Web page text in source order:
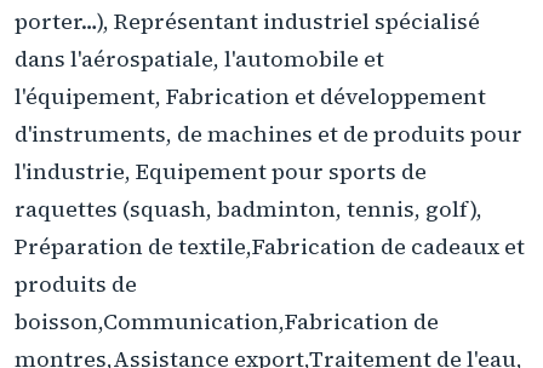
porter…), Représentant industriel spécialisé
dans l'aérospatiale, l'automobile et
l'équipement, Fabrication et développement
d'instruments, de machines et de produits pour
l'industrie, Equipement pour sports de
raquettes (squash, badminton, tennis, golf),
Préparation de textile,Fabrication de cadeaux et
produits de
boisson,Communication,Fabrication de
montres,Assistance export,Traitement de l'eau,